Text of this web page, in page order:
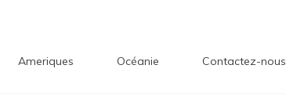
Ameriques Océanie Contactez-nous